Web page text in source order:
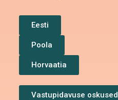
Eesti
Poola
Horvaatia
Vastupidavuse oskused